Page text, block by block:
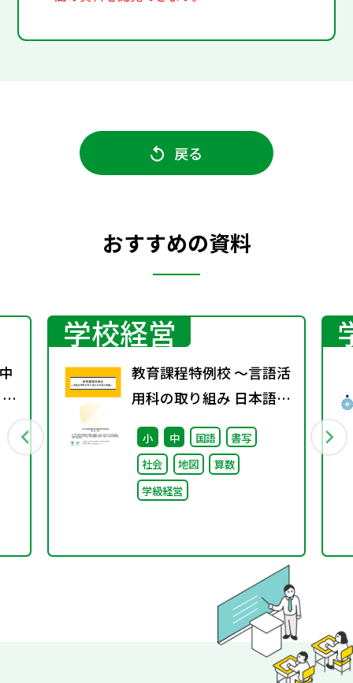
戻る
おすすめの資料
学校経営
教育課程特例校 ～言語活
用科の取り組み 日本語分
野編～
小 中 国語
書写
社会
地図
算数
学級経営